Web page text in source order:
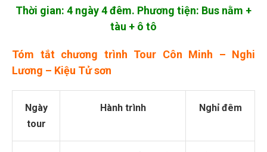
Thời gian: 4 ngày 4 đêm. Phương tiện: Bus nằm +
tàu + ô tô
Tóm tắt chương trình Tour Côn Minh – Nghi
Lương – Kiệu Tử sơn
Ngày
tour
Hành trình Nghỉ đêm